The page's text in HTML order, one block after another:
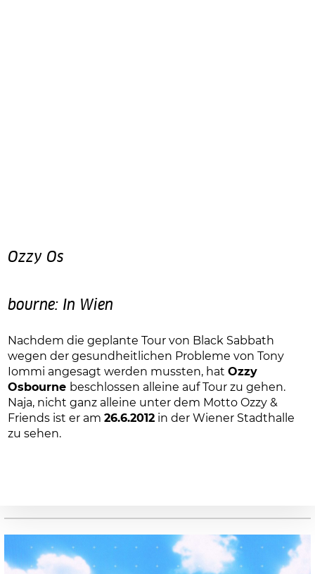
Ozzy Os
bourne: In Wien
Nachdem die geplante Tour von Black Sabbath
wegen der gesundheitlichen Probleme von Tony
Iommi angesagt werden mussten, hatOzzy
Osbourne beschlossen alleine auf Tour zu gehen.
Naja, nicht ganz alleine unter dem Motto Ozzy &
Friends ist er am26.6.2012 in der Wiener Stadthalle
zu sehen.